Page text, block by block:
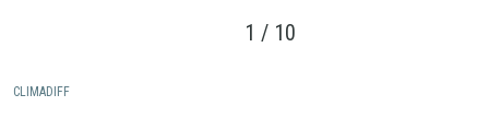
1 / 10
CLIMADIFF